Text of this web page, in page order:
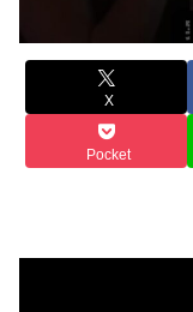
X
Pocket